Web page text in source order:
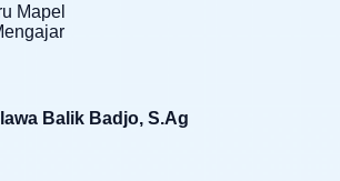
Mapel
Balik Badjo, S.Ag